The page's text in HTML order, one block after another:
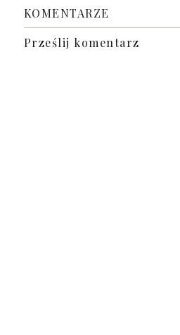
KOMENTARZE
Prześlij komentarz